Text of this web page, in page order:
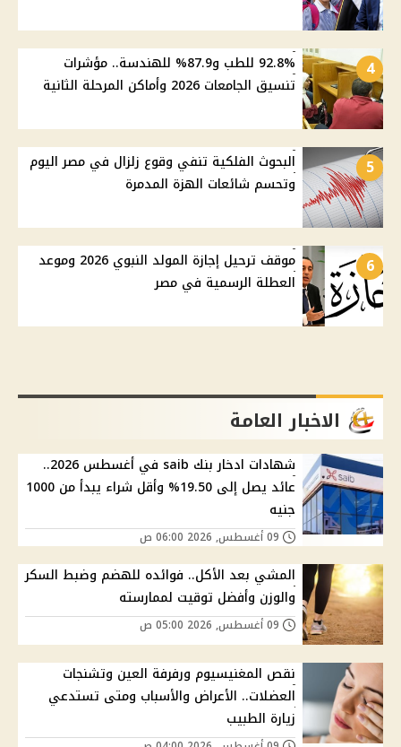
4
92.8% للطب و87.9% للهندسة.. مؤشرات
تنسيق الجامعات 2026 وأماكن المرحلة الثانية
5
البحوث الفلكية تنفي وقوع زلزال في مصر اليوم
وتحسم شائعات الهزة المدمرة
6
موقف ترحيل إجازة المولد النبوي 2026 وموعد
العطلة الرسمية في مصر
الاخبار العامة
شهادات ادخار بنك saib في أغسطس 2026..
عائد يصل إلى 19.50% وأقل شراء يبدأ من 1000
جنيه
المشي بعد الأكل.. فوائده للهضم وضبط السكر
والوزن وأفضل توقيت لممارسته
نقص المغنيسيوم ورفرفة العين وتشنجات
العضلات.. الأعراض والأسباب ومتى تستدعي
زيارة الطبيب